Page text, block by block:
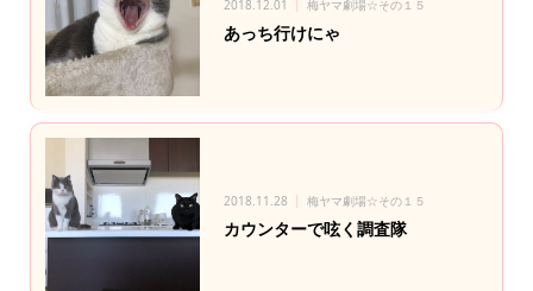
2018.12.01 梅ヤマ劇場☆その１５
あっち行けにゃ
2018.11.28 梅ヤマ劇場☆その１５
カウンターで呟く調査隊